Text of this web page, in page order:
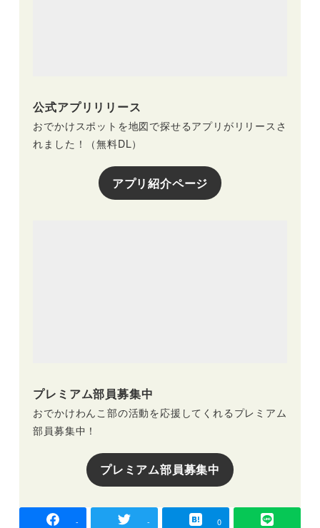
公式アプリリリース
おでかけスポットを地図で探せるアプリがリリースさ
れました！（無料DL）
アプリ紹介ページ
プレミアム部員募集中
おでかけわんこ部の活動を応援してくれるプレミアム
部員募集中！
プレミアム部員募集中
- - 0